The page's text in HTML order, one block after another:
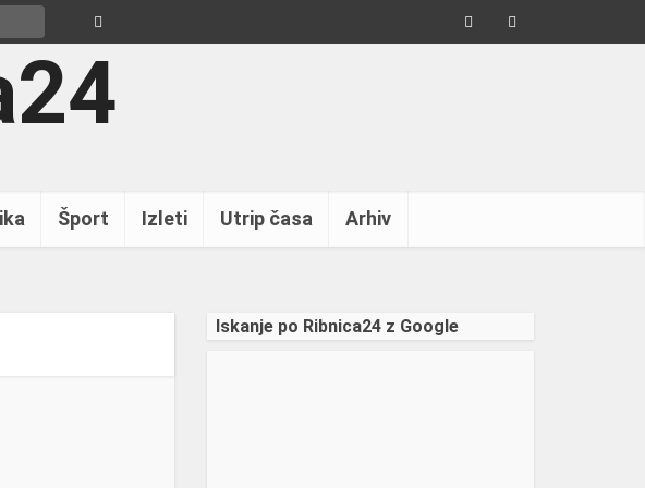
Šport Izleti Utrip časa Arhiv
Iskanje po Ribnica24 z Google